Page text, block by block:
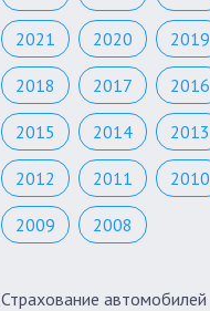
2021 2020 2019
2018 2017 2016
2015 2014 2013
2012 2011 2010
2009 2008
Страхование автомобилей